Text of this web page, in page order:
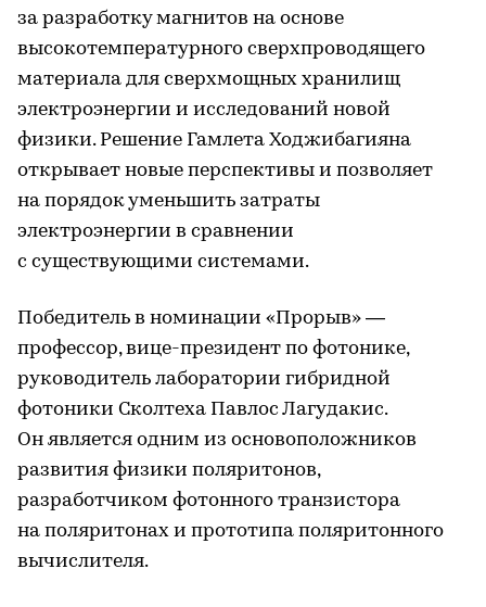
за разработку магнитов на основе
высокотемпературного сверхпроводящего
материала для сверхмощных хранилищ
электроэнергии и исследований новой
физики. Решение Гамлета Ходжибагияна
открывает новые перспективы и позволяет
на порядок уменьшить затраты
электроэнергии в сравнении
с существующими системами.
Победитель в номинации «Прорыв» —
профессор, вице-президент по фотонике,
руководитель лаборатории гибридной
фотоники Сколтеха Павлос Лагудакис.
Он является одним из основоположников
развития физики поляритонов,
разработчиком фотонного транзистора
на поляритонах и прототипа поляритонного
вычислителя.